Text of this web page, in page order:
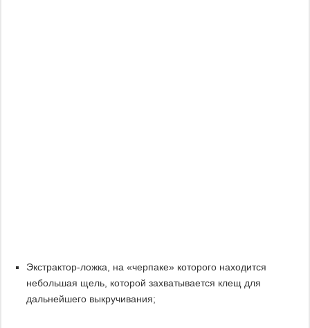
Экстрактор-ложка, на «черпаке» которого находится
небольшая щель, которой захватывается клещ для
дальнейшего выкручивания;